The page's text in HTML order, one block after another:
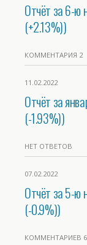
Отчёт за 6-ю
(+2.13%))
КОММЕНТАРИЯ 2
11.02.2022
Отчёт за
(-1.93%))
НЕТ ОТВЕТОВ
07.02.2022
Отчёт за 5-ю
(-0.9%))
КОММЕНТАРИЕВ 6